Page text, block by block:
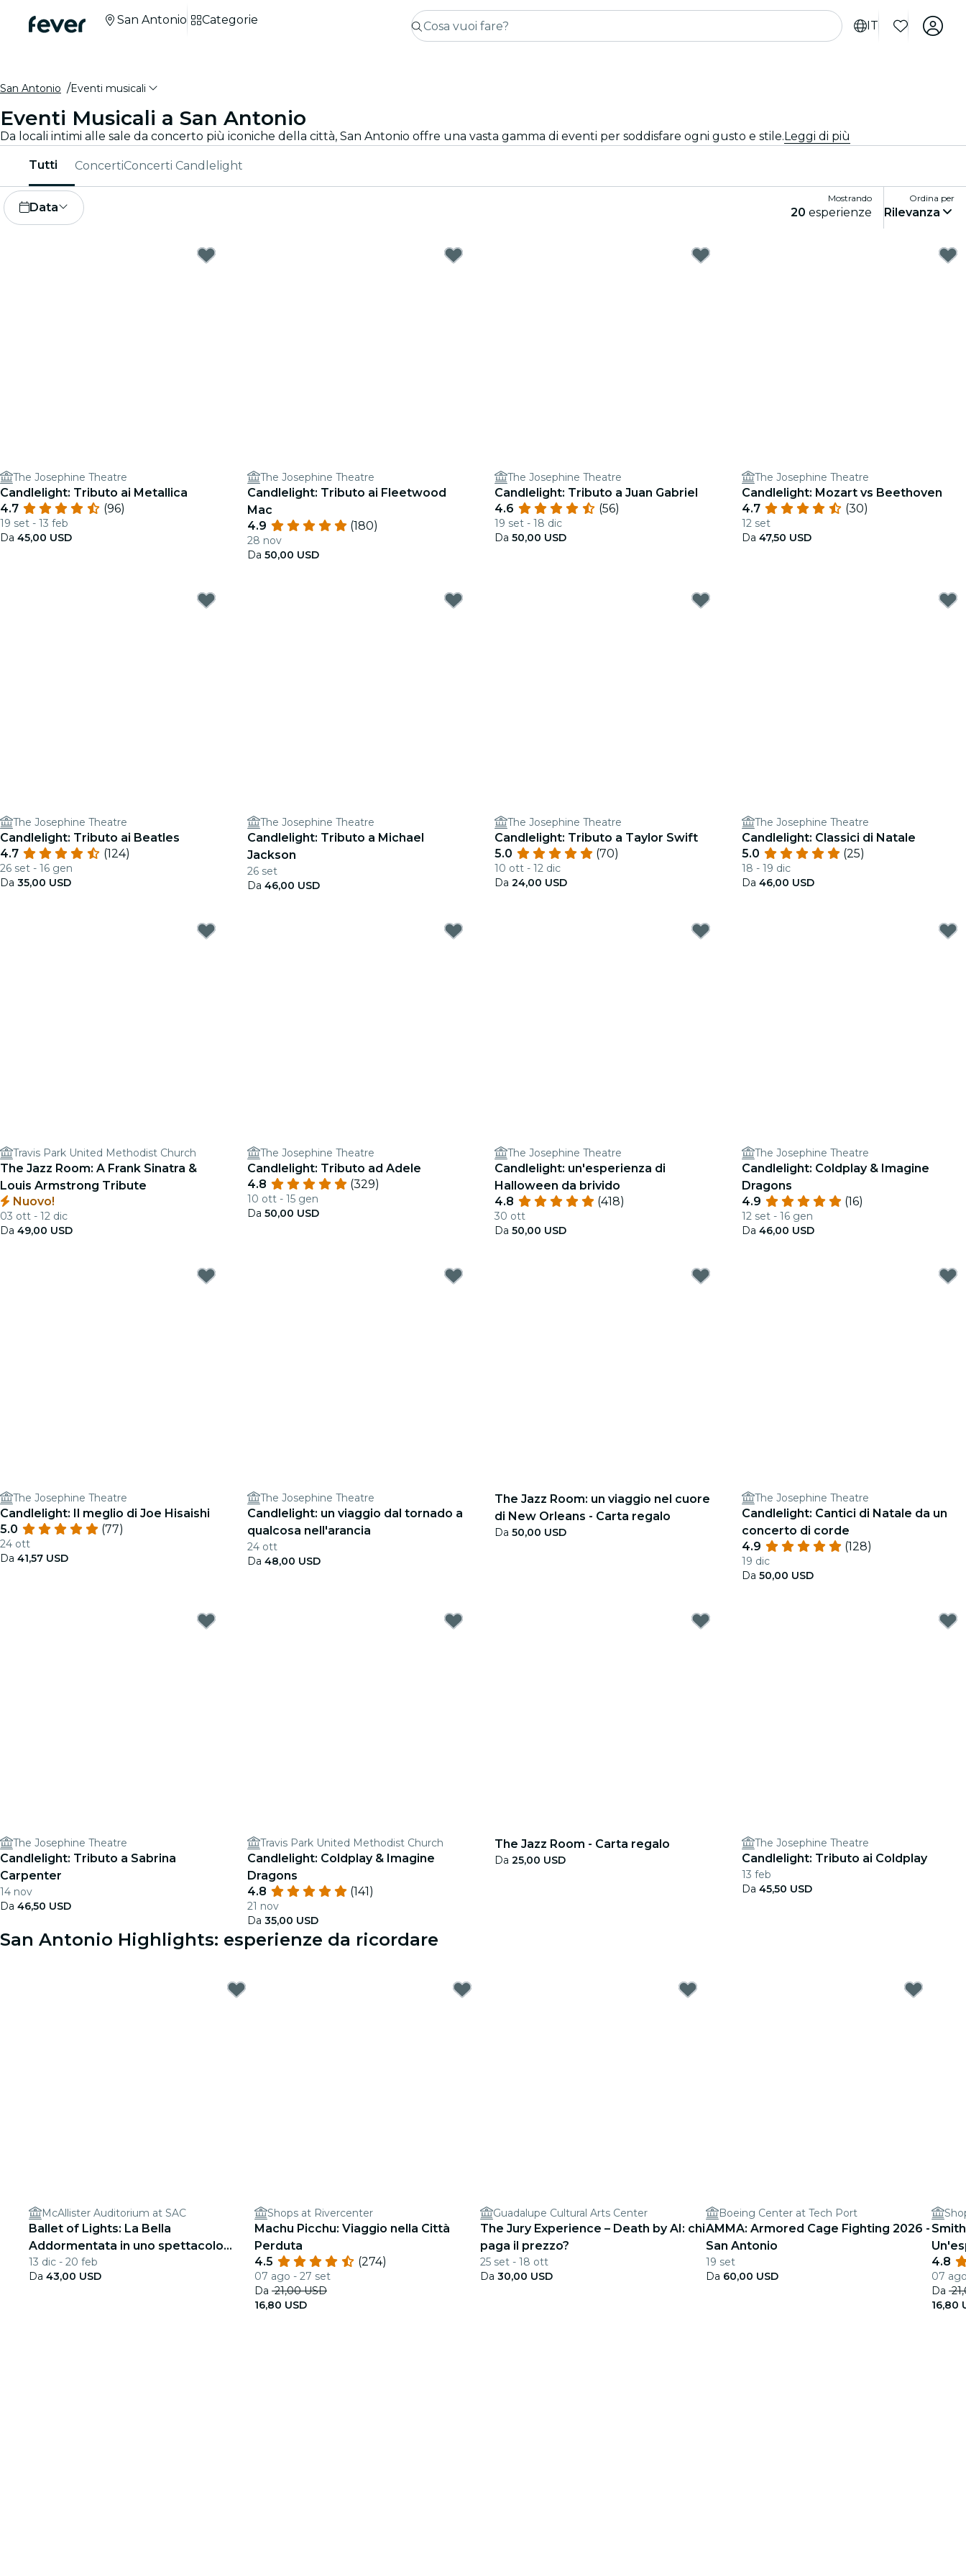
IT
San Antonio Categorie
San Antonio Eventi musicali
Eventi Musicali a San Antonio
Da locali intimi alle sale da concerto più iconiche della città, San Antonio offre una vasta gamma di eventi per soddisfare ogni gusto e stile.Leggi di più
Tutti ConcertiConcerti Candlelight
Data
Mostrando
20 esperienze
Ordina per
Rilevanza
The Josephine Theatre
Candlelight: Tributo ai Metallica
4.7
(96)
19 set - 13 feb
Da 45,00 USD
The Josephine Theatre
Candlelight: Tributo ai Fleetwood
Mac
4.9
(180)
28 nov
Da 50,00 USD
The Josephine Theatre
Candlelight: Tributo a Juan Gabriel
4.6
(56)
19 set - 18 dic
Da 50,00 USD
The Josephine Theatre
Candlelight: Mozart vs Beethoven
4.7
(30)
12 set
Da 47,50 USD
The Josephine Theatre
Candlelight: Tributo ai Beatles
4.7
(124)
26 set - 16 gen
Da 35,00 USD
The Josephine Theatre
Candlelight: Tributo a Michael
Jackson
26 set
Da 46,00 USD
The Josephine Theatre
Candlelight: Tributo a Taylor Swift
5.0
(70)
10 ott - 12 dic
Da 24,00 USD
The Josephine Theatre
Candlelight: Classici di Natale
5.0
(25)
18 - 19 dic
Da 46,00 USD
Travis Park United Methodist Church
The Jazz Room: A Frank Sinatra &
Louis Armstrong Tribute
Nuovo!
03 ott - 12 dic
Da 49,00 USD
The Josephine Theatre
Candlelight: Tributo ad Adele
4.8
(329)
10 ott - 15 gen
Da 50,00 USD
The Josephine Theatre
Candlelight: un'esperienza di
Halloween da brivido
4.8
(418)
30 ott
Da 50,00 USD
The Josephine Theatre
Candlelight: Coldplay & Imagine
Dragons
4.9
(16)
12 set - 16 gen
Da 46,00 USD
The Josephine Theatre
Candlelight: Il meglio di Joe Hisaishi
5.0
(77)
24 ott
Da 41,57 USD
The Josephine Theatre
Candlelight: un viaggio dal tornado a
qualcosa nell'arancia
24 ott
Da 48,00 USD
The Jazz Room: un viaggio nel cuore
di New Orleans - Carta regalo
Da 50,00 USD
The Josephine Theatre
Candlelight: Cantici di Natale da un
concerto di corde
4.9
(128)
19 dic
Da 50,00 USD
The Josephine Theatre
Candlelight: Tributo a Sabrina
Carpenter
14 nov
Da 46,50 USD
Travis Park United Methodist Church
Candlelight: Coldplay & Imagine
Dragons
4.8
(141)
21 nov
Da 35,00 USD
The Jazz Room - Carta regalo
Da 25,00 USD
The Josephine Theatre
Candlelight: Tributo ai Coldplay
13 feb
Da 45,50 USD
San Antonio Highlights: esperienze da ricordare
McAllister Auditorium at SAC
Ballet of Lights: La Bella
Addormentata in uno spettacolo
scintillante
13 dic - 20 feb
Da 43,00 USD
Shops at Rivercenter
Machu Picchu: Viaggio nella Città
Perduta
4.5
(274)
07 ago - 27 set
Da 21,00 USD
16,80 USD
Guadalupe Cultural Arts Center
The Jury Experience – Death by AI: chi
paga il prezzo?
25 set - 18 ott
Da 30,00 USD
Boeing Center at Tech Port
AMMA: Armored Cage Fighting 2026 -
San Antonio
19 set
Da 60,00 USD
4.8
07
Da
16,80